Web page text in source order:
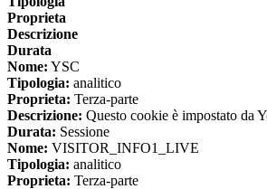
Proprieta
Descrizione
Durata
Nome: YSC
Tipologia: analitico
Proprieta: Terza-parte
Descrizione: Questo cookie è impostato da
Durata: Sessione
Nome: VISITOR_INFO1_LIVE
Tipologia: analitico
Proprieta: Terza-parte